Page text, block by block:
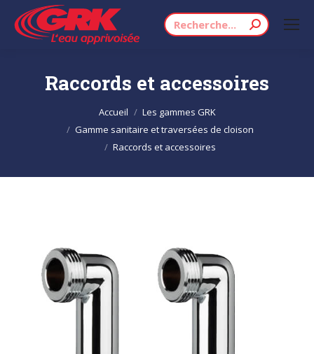
Recherche
Raccords et accessoires
Accueil
Les gammes GRK
Gamme sanitaire et traversées de cloison
Raccords et accessoires